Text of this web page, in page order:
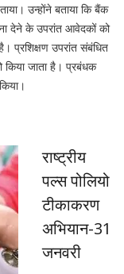
उन्होंने बताया कि बैंक
देने के उपरांत आवेदकों को
प्रशिक्षण उपरांत संबंधित
किया जाता है। प्रबंधक
राष्ट्रीय
पल्स पोलियो
टीकाकरण
अभियान-31
जनवरी